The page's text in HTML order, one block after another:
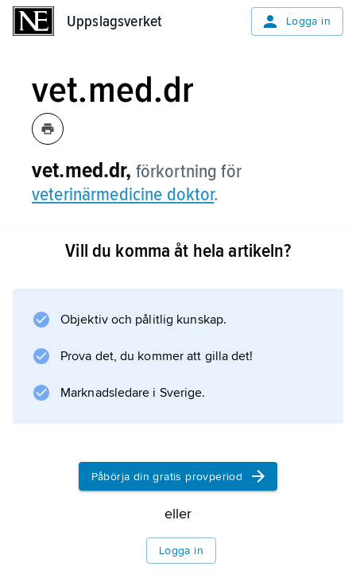
Uppslagsverket Logga in
vet.med.dr
vet.med.dr, förkortning för
veterinärmedicine doktor.
Vill du komma åt hela artikeln?
Objektiv och pålitlig kunskap.
Prova det, du kommer att gilla det!
Marknadsledare i Sverige.
Påbörja din gratis provperiod
eller
Logga in